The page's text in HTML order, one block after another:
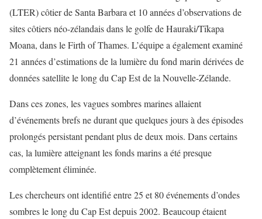
(LTER) côtier de Santa Barbara et 10 années d’observations de
sites côtiers néo-zélandais dans le golfe de Hauraki/Tīkapa
Moana, dans le Firth of Thames. L’équipe a également examiné
21 années d’estimations de la lumière du fond marin dérivées de
données satellite le long du Cap Est de la Nouvelle-Zélande.
Dans ces zones, les vagues sombres marines allaient
d’événements brefs ne durant que quelques jours à des épisodes
prolongés persistant pendant plus de deux mois. Dans certains
cas, la lumière atteignant les fonds marins a été presque
complètement éliminée.
Les chercheurs ont identifié entre 25 et 80 événements d’ondes
sombres le long du Cap Est depuis 2002. Beaucoup étaient